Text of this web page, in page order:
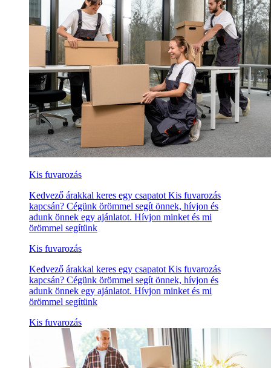
Kis fuvarozás
Kedvező árakkal keres egy csapatot Kis fuvarozás
kapcsán? Cégünk örömmel segít önnek, hívjon és
adunk önnek egy ajánlatot. Hívjon minket és mi
örömmel segítünk
Kis fuvarozás
Kedvező árakkal keres egy csapatot Kis fuvarozás
kapcsán? Cégünk örömmel segít önnek, hívjon és
adunk önnek egy ajánlatot. Hívjon minket és mi
örömmel segítünk
Kis fuvarozás